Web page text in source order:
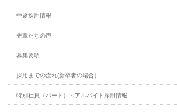
中途採用情報
先輩たちの声
募集要項
採用までの流れ(新卒者の場合）
特別社員（パート）・アルバイト採用情報